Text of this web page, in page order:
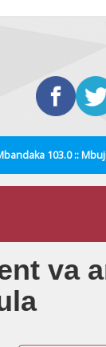
103.0 ::
va